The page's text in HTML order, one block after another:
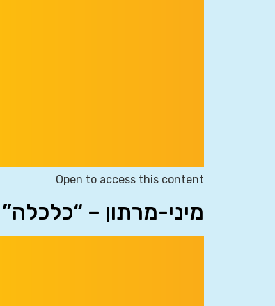
Open to access this content
מיני-מרתון –